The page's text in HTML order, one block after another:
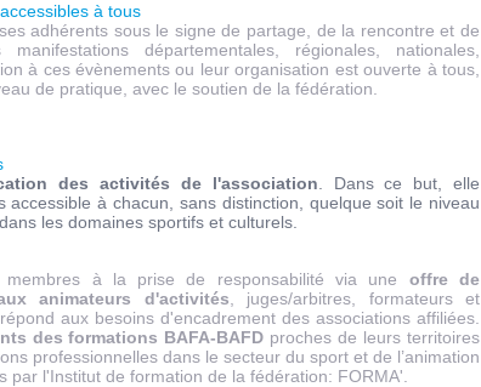
à tous
adhérents sous le signe de partage, de la rencontre et de
départementales, régionales, nationales,
à ces évènements ou leur organisation est ouverte à tous,
de pratique, avec le soutien de la fédération.
des activités de l'association . Dans ce but, elle
accessible à chacun, sans distinction, quelque soit le niveau
les domaines sportifs et culturels.
membres à la prise de responsabilité via une offre de
animateurs d'activités , juges/arbitres, formateurs et
aux besoins d'encadrement des associations affiliées.
des formations BAFA-BAFD proches de leurs territoires
professionnelles dans le secteur du sport et de l’animation
par l'Institut de formation de la fédération: FORMA'.